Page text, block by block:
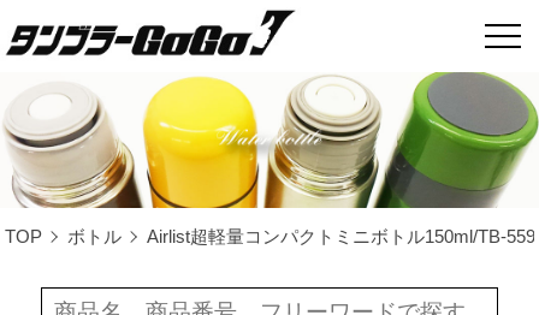
TOP ボトル Airlist超軽量コンパクトミニボトル150ml/TB-559